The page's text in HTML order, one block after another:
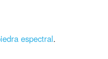
espectral.